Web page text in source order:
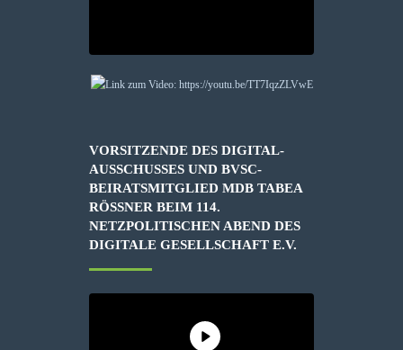
VORSITZENDE DES DIGITAL-
AUSSCHUSSES UND BVSC-
BEIRATSMITGLIED MDB TABEA
RÖSSNER BEIM 114. N
ETZPOLITISCHEN ABEND DES D
IGITALE GESELLSCHAFT E.V.